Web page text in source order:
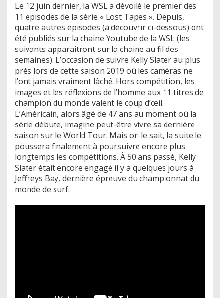
Le 12 juin dernier, la WSL a dévoilé le premier des
11 épisodes de la série « Lost Tapes ». Depuis,
quatre autres épisodes (à découvrir ci-dessous) ont
été publiés sur la chaine Youtube de la WSL (les
suivants apparaitront sur la chaine au fil des
semaines). L’occasion de suivre Kelly Slater au plus
près lors de cette saison 2019 où les caméras ne
l’ont jamais vraiment lâché. Hors compétition, les
images et les réflexions de l’homme aux 11 titres de
champion du monde valent le coup d’œil.
L’Américain, alors âgé de 47 ans au moment où la
série débute, imagine peut-être vivre sa dernière
saison sur le World Tour. Mais on le sait, la suite le
poussera finalement à poursuivre encore plus
longtemps les compétitions. À 50 ans passé, Kelly
Slater était encore engagé il y a quelques jours à
Jeffreys Bay, dernière épreuve du championnat du
monde de surf.